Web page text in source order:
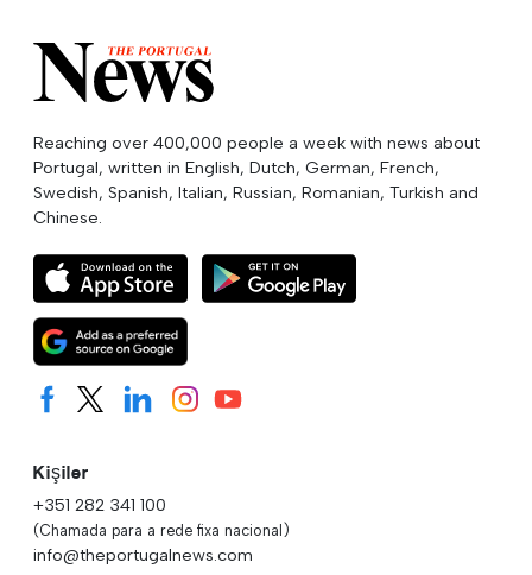
Reaching over 400,000 people a week with news about
Portugal, written in English, Dutch, German, French,
Swedish, Spanish, Italian, Russian, Romanian, Turkish and
Chinese.
Kişiler
+351 282 341 100
(Chamada para a rede fixa nacional)
info@theportugalnews.com